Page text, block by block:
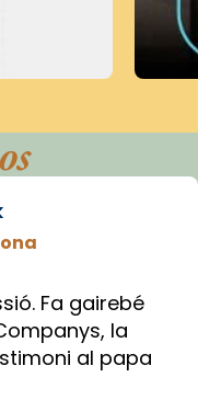
Fa gairebé
la
al papa